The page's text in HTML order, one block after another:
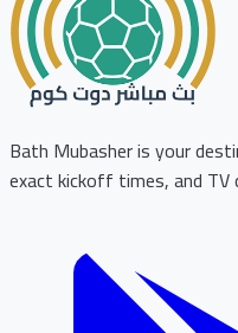
Bath Mubasher is your
exact kickoff times, and TV